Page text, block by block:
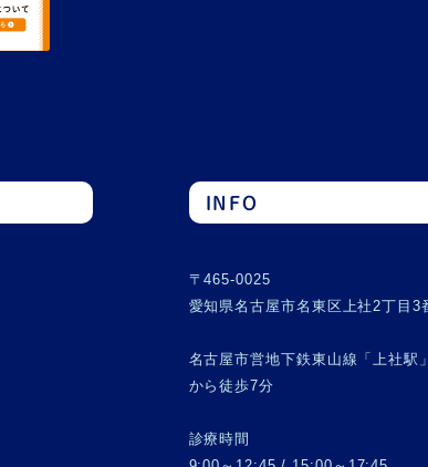
INFO
〒465-0025
愛知県名古屋市名東区上社2丁目3
名古屋市営地下鉄東山線「上社駅
から徒歩7分
診療時間